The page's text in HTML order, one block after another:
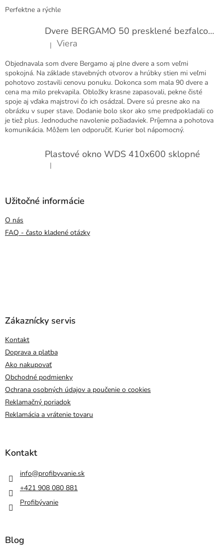
Perfektne a rýchle
Dvere BERGAMO 50 presklené bezfalcové EXTRA
Hodnotenie produktu je 5 z 5 hviezdičiek.
| Viera
Objednavala som dvere Bergamo aj plne dvere a som veľmi
spokojná. Na základe stavebných otvorov a hrúbky stien mi veľmi
pohotovo zostavili cenovu ponuku. Dokonca som mala 90 dvere a
cena ma milo prekvapila. Obložky krasne zapasovali, pekne čisté
spoje aj vďaka majstrovi čo ich osádzal. Dvere sú presne ako na
obrázku v super stave. Dodanie bolo skor ako sme predpokladali co
je tiež plus. Jednoduche navolenie požiadaviek. Príjemna a pohotova
komunikácia. Môžem len odporučiť. Kurier bol nápomocný.
Plastové okno WDS 410x600 sklopné
Hodnotenie produktu je 5 z 5 hviezdičiek.
|
Užitočné informácie
O nás
FAQ - často kladené otázky
Zákaznícky servis
Kontakt
Doprava a platba
Ako nakupovať
Obchodné podmienky
Ochrana osobných údajov a poučenie o cookies
Reklamačný poriadok
Reklamácia a vrátenie tovaru
Kontakt
info@profibyvanie.sk
+421 908 080 881
Profibývanie
Blog